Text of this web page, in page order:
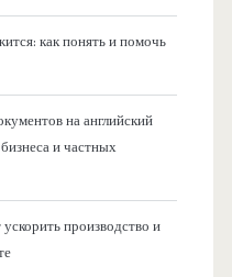
как понять и помочь
на английский
и частных
производство и